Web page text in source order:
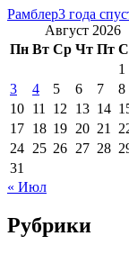
Рамблер3 года
Август 2026
Пн Вт Ср Чт Пт
1
3
4 5 6 7 8
10 11 12 13 14
17 18 19 20 21
24 25 26 27 28
31
« Июл
Рубрики